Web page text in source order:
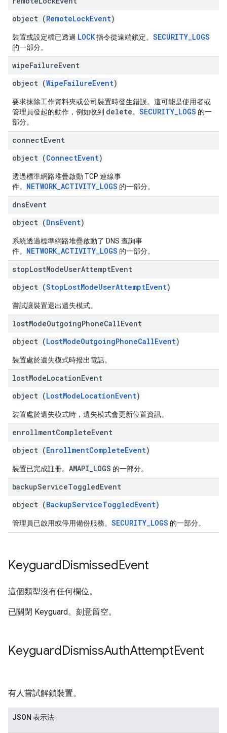
object (RemoteLockEvent)
裝置或設定檔已透過 LOCK指令從遠端鎖定。 SECURITY_LOGS
的一部分。
wipeFailureEvent
object (WipeFailureEvent)
要求抹除工作資料夾或公司裝置時發生錯誤。這可能是使用者或
管理員發起的動作，例如收到 delete。 SECURITY_LOGS 的一
部分。
connectEvent
object (ConnectEvent)
透過標準網路堆疊啟動 TCP 連線事
件。 NETWORK_ACTIVITY_LOGS 的一部分。
dnsEvent
object (DnsEvent)
系統透過標準網路堆疊啟動了 DNS 查詢事
件。 NETWORK_ACTIVITY_LOGS 的一部分。
stopLostModeUserAttemptEvent
object (StopLostModeUserAttemptEvent)
嘗試讓裝置退出遺失模式。
lostModeOutgoingPhoneCallEvent
object (LostModeOutgoingPhoneCallEvent)
裝置處於遺失模式時撥出電話。
lostModeLocationEvent
object (LostModeLocationEvent)
裝置處於遺失模式時，遺失模式會更新位置資訊。
enrollmentCompleteEvent
object (EnrollmentCompleteEvent)
裝置已完成註冊。 AMAPI_LOGS 的一部分。
backupServiceToggledEvent
object (BackupServiceToggledEvent)
管理員已啟用或停用備份服務。 SECURITY_LOGS 的一部分。
KeyguardDismissedEvent
這個類型沒有任何欄位。
已關閉 Keyguard。刻意留空。
KeyguardDismissAuthAttemptEvent
有人嘗試解鎖裝置。
JSON 表示法